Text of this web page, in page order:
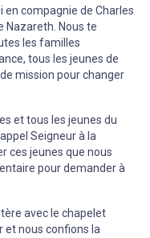
en compagnie de Charles
Nazareth. Nous te
les familles
tous les jeunes de
mission pour changer
et tous les jeunes du
Seigneur à la
ces jeunes que nous
pour demander à
avec le chapelet
et nous confions la